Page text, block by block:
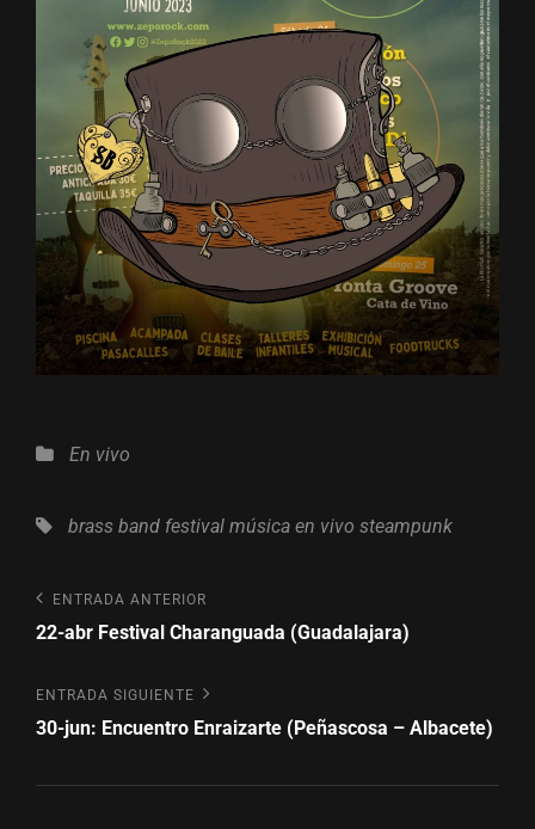
Categorías
En vivo
Etiquetas,
brass band festival música en vivo steampunk
Navegación
de
Entrada
anterior
ENTRADA ANTERIOR
22-abr Festival Charanguada (Guadalajara)
Entrada
siguiente
ENTRADA SIGUIENTE
30-jun: Encuentro Enraizarte (Peñascosa – Albacete)